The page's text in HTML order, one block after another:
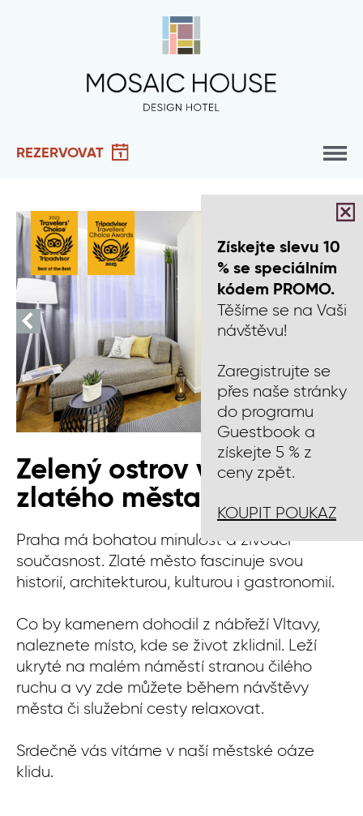
REZERVOVAT
Získejte slevu 10
% se speciálním
kódem PROMO.
Těšíme se na Vaši
návštěvu!
Zaregistrujte se
přes naše stránky
do programu
Guestbook a
získejte 5 % z
ceny zpět.
KOUPIT POUKAZ
Zelený ostrov v srdci
zlatého města
Praha má bohatou minulost a živoucí
současnost. Zlaté město fascinuje svou
historií, architekturou, kulturou i gastronomií.
Co by kamenem dohodil z nábřeží Vltavy,
naleznete místo, kde se život zklidnil. Leží
ukryté na malém náměstí stranou čilého
ruchu a vy zde můžete během návštěvy
města či služební cesty relaxovat.
Srdečně vás vítáme v naší městské oáze
klidu.